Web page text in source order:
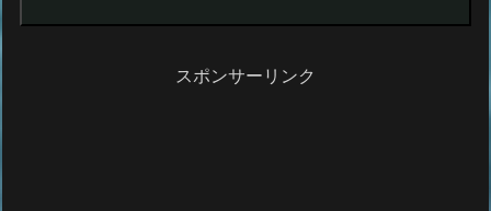
スポンサーリンク